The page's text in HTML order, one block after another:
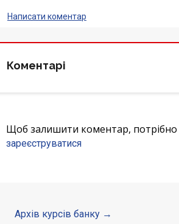
Відгуки
Кредити для бізнеса
Счета для бизнеса
Написати коментар
Коментарі
Щоб залишити коментар, потрібно
зареєструватися
Архів курсів банку